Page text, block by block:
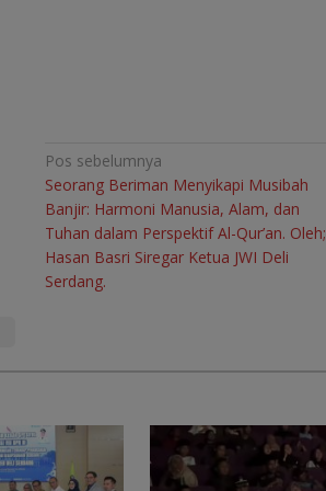
Navigasi
pos
Pos sebelumnya
Seorang Beriman Menyikapi Musibah
Banjir: Harmoni Manusia, Alam, dan
Tuhan dalam Perspektif Al-Qur’an. Oleh;
Hasan Basri Siregar Ketua JWI Deli
Serdang.